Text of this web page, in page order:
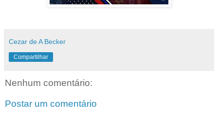
Cezar de A Becker
Compartilhar
Nenhum comentário:
Postar um comentário